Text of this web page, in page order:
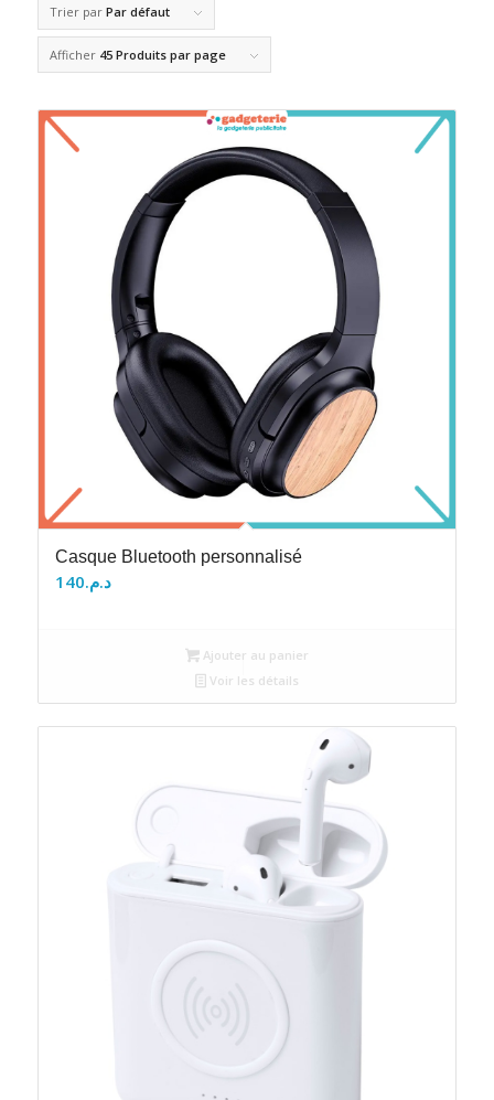
Trier par Par défaut
Afficher 45 Produits par page
Casque Bluetooth personnalisé
د.م.140
Ajouter au panier
Voir les détails